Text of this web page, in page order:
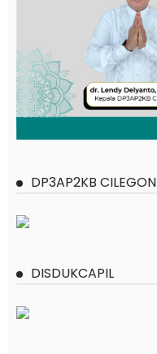
DP3AP2KB CILEGON
DISDUKCAPIL